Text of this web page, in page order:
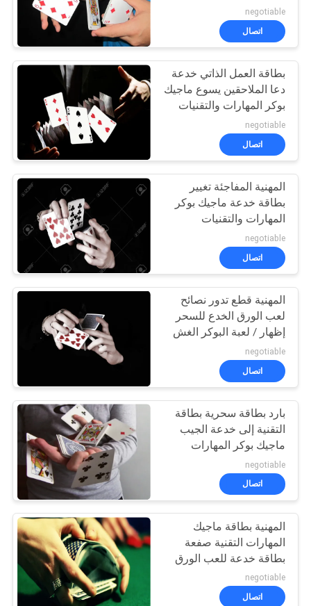
خريطة
الموقع
PRIVACY
POLICY
لعبة البوكر الكاميرا
96
نظام القمار الغش
30
النرد الغش الجهاز
28
لعبة البوكر البرمجيات
15
negotiable
اتصال
بطاقة العمل الذاتي خدعة
دعا الملاحقين يسوع ماجيك
بوكر المهارات والتقنيات
negotiable
اتصال
المهنية المفاجئة تغيير
بطاقة خدعة ماجيك بوكر
المهارات والتقنيات
negotiable
اتصال
المهنية قطع تدور نصائح
لعب الورق الخدع للسحر
إظهار / لعبة البوكر الغش
negotiable
اتصال
بارد بطاقة سحرية بطاقة
التقنية إلى خدعة الجيب
ماجيك بوكر المهارات
والتقنيات
negotiable
اتصال
المهنية بطاقة ماجيك
المهارات التقنية صفعة
بطاقة خدعة للعب الورق
negotiable
اتصال